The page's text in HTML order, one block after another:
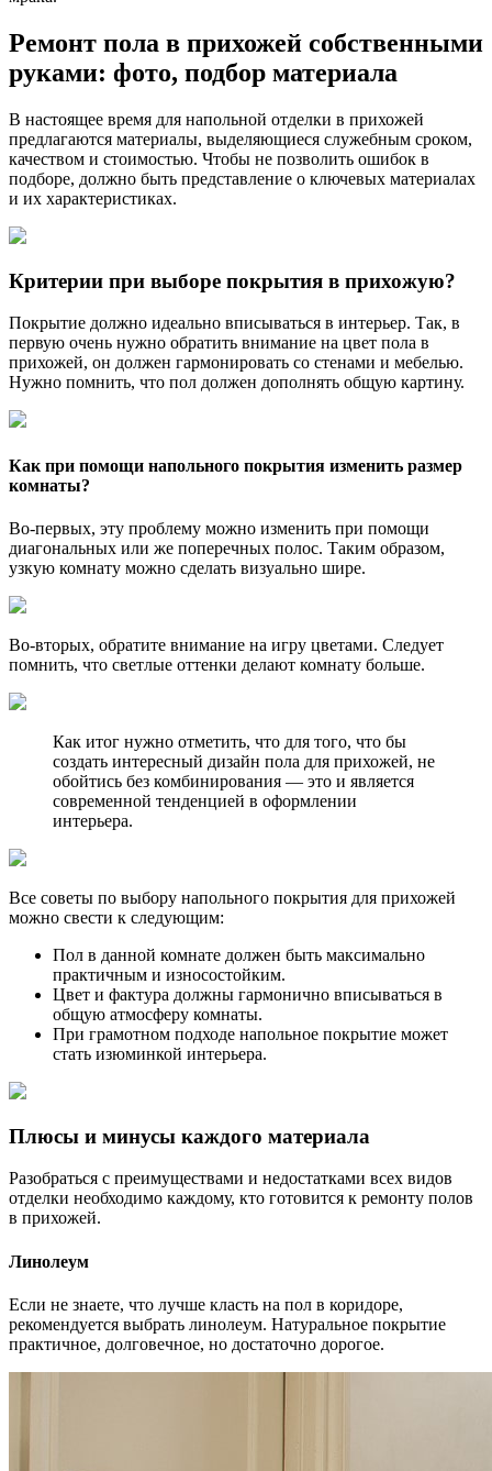
Ремонт пола в прихожей собственными
руками: фото, подбор материала
В настоящее время для напольной отделки в прихожей
предлагаются материалы, выделяющиеся служебным сроком,
качеством и стоимостью. Чтобы не позволить ошибок в
подборе, должно быть представление о ключевых материалах
и их характеристиках.
Критерии при выборе покрытия в прихожую?
Покрытие должно идеально вписываться в интерьер. Так, в
первую очень нужно обратить внимание на цвет пола в
прихожей, он должен гармонировать со стенами и мебелью.
Нужно помнить, что пол должен дополнять общую картину.
Как при помощи напольного покрытия изменить размер
комнаты?
Во-первых, эту проблему можно изменить при помощи
диагональных или же поперечных полос. Таким образом,
узкую комнату можно сделать визуально шире.
Во-вторых, обратите внимание на игру цветами. Следует
помнить, что светлые оттенки делают комнату больше.
Как итог нужно отметить, что для того, что бы
создать интересный дизайн пола для прихожей, не
обойтись без комбинирования — это и является
современной тенденцией в оформлении
интерьера.
Все советы по выбору напольного покрытия для прихожей
можно свести к следующим:
Пол в данной комнате должен быть максимально
практичным и износостойким.
Цвет и фактура должны гармонично вписываться в
общую атмосферу комнаты.
При грамотном подходе напольное покрытие может
стать изюминкой интерьера.
Плюсы и минусы каждого материала
Разобраться с преимуществами и недостатками всех видов
отделки необходимо каждому, кто готовится к ремонту полов
в прихожей.
Линолеум
Если не знаете, что лучше класть на пол в коридоре,
рекомендуется выбрать линолеум. Натуральное покрытие
практичное, долговечное, но достаточно дорогое.